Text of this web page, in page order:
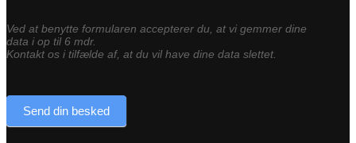
Ved at benytte formularen accepterer du, at vi gemmer dine
data i op til 6 mdr.
Kontakt os i tilfælde af, at du vil have dine data slettet.
Send din besked